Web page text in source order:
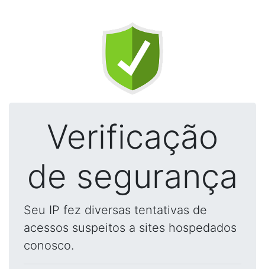
Verificação
de segurança
Seu IP fez diversas tentativas de
acessos suspeitos a sites hospedados
conosco.